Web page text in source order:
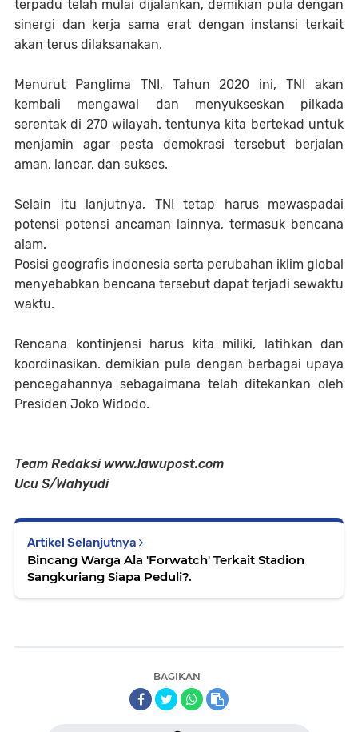
terpadu telah mulai dijalankan, demikian pula dengan
sinergi dan kerja sama erat dengan instansi terkait
akan terus dilaksanakan.
Menurut Panglima TNI, Tahun 2020 ini, TNI akan
kembali mengawal dan menyukseskan pilkada
serentak di 270 wilayah. tentunya kita bertekad untuk
menjamin agar pesta demokrasi tersebut berjalan
aman, lancar, dan sukses.
Selain itu lanjutnya, TNI tetap harus mewaspadai
potensi potensi ancaman lainnya, termasuk bencana
alam.
Posisi geografis indonesia serta perubahan iklim global
menyebabkan bencana tersebut dapat terjadi sewaktu
waktu.
Rencana kontinjensi harus kita miliki, latihkan dan
koordinasikan. demikian pula dengan berbagai upaya
pencegahannya sebagaimana telah ditekankan oleh
Presiden Joko Widodo.
Team Redaksi www.lawupost.com
Ucu S/Wahyudi
Artikel Selanjutnya
Bincang Warga Ala 'Forwatch' Terkait Stadion
Sangkuriang Siapa Peduli?.
BAGIKAN